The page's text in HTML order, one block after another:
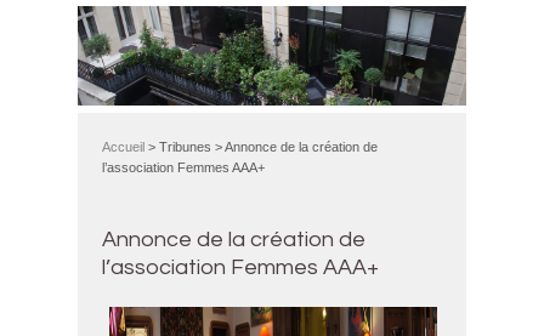
Accueil > Tribunes > Annonce de la création de
l’association Femmes AAA+
Annonce de la création de
l’association Femmes AAA+